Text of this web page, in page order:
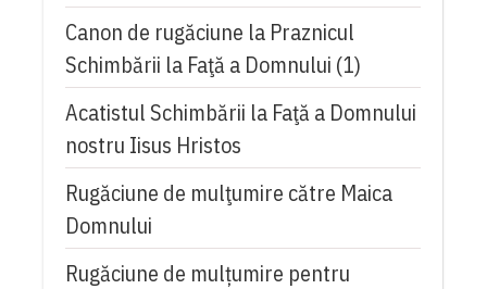
Canon de rugăciune la Praznicul
Schimbării la Faţă a Domnului (1)
Acatistul Schimbării la Faţă a Domnului
nostru Iisus Hristos
Rugăciune de mulţumire către Maica
Domnului
Rugăciune de mulțumire pentru